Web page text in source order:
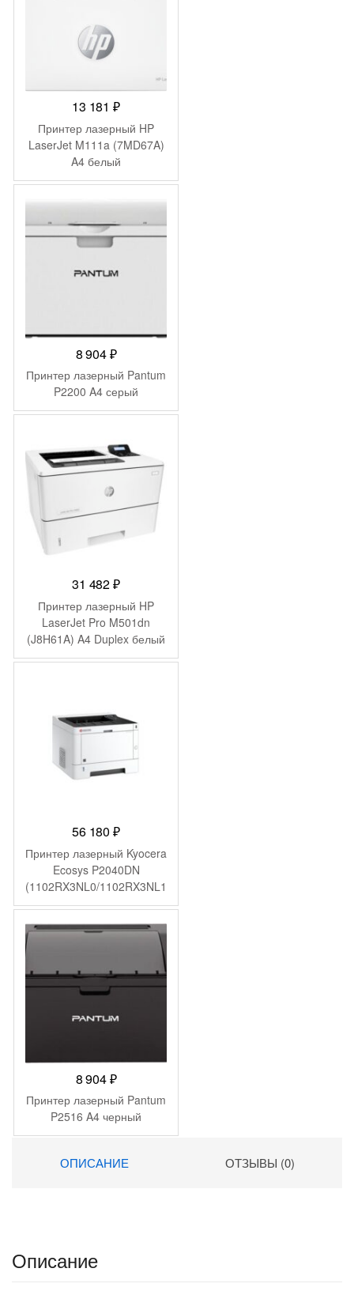
13 181₽
Принтер лазерный HP
LaserJet M111a (7MD67A)
A4 белый
8 904₽
Принтер лазерный Pantum
P2200 A4 серый
31 482₽
Принтер лазерный HP
LaserJet Pro M501dn
(J8H61A) A4 Duplex белый
56 180₽
Принтер лазерный Kyocera
Ecosys P2040DN
(1102RX3NL0/1102RX3NL1
) A4 Duplex Net черный
8 904₽
Принтер лазерный Pantum
P2516 A4 черный
ОПИСАНИЕ ОТЗЫВЫ (0)
Описание